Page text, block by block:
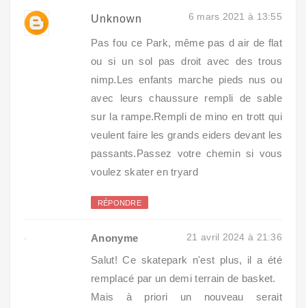
Unknown 6 mars 2021 à 13:55
Pas fou ce Park, même pas d air de flat
ou si un sol pas droit avec des trous
nimp.Les enfants marche pieds nus ou
avec leurs chaussure rempli de sable
sur la rampe.Rempli de mino en trott qui
veulent faire les grands eiders devant les
passants.Passez votre chemin si vous
voulez skater en tryard
RÉPONDRE
Anonyme 21 avril 2024 à 21:36
Salut! Ce skatepark n'est plus, il a été
remplacé par un demi terrain de basket.
Mais à priori un nouveau serait